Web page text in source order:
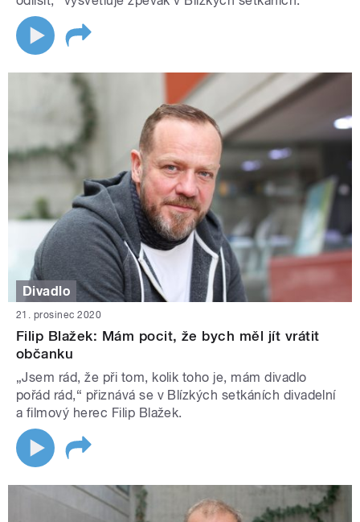
Divadlo
21. prosinec 2020
Filip Blažek: Mám pocit, že bych měl jít vrátit
občanku
„Jsem rád, že při tom, kolik toho je, mám divadlo
pořád rád,“ přiznává se v Blízkých setkáních divadelní
a filmový herec Filip Blažek.